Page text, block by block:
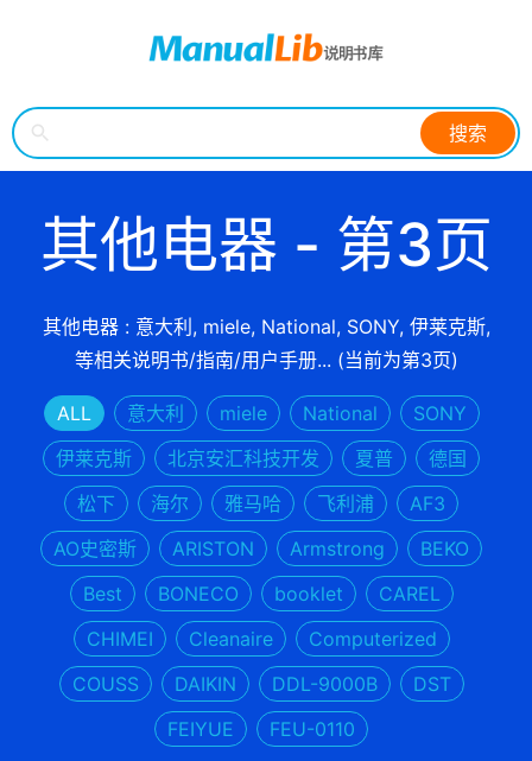
搜索
其他电器 - 第3页
其他电器 : 意大利, miele, National, SONY, 伊莱克斯,
等相关说明书/指南/用户手册... (当前为第3页)
ALL 意大利 miele National
SONY
伊莱克斯
北京安汇科技开发 夏普
德国
松下
海尔 雅马哈 飞利浦
AF3
AO史密斯
ARISTON Armstrong
BEKO
Best
BONECO booklet
CAREL
CHIMEI
Cleanaire
Computerized
COUSS
DAIKIN DDL-9000B
DST
FEIYUE
FEU-0110